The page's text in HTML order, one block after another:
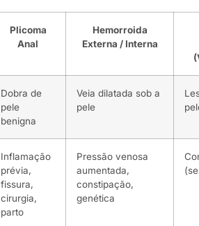
Plicoma
Anal
Hemorroida
Externa / Interna
Dobra de
pele
benigna
Veia dilatada sob a
pele
Inflamação
prévia,
fissura,
cirurgia,
parto
Pressão venosa
aumentada,
constipação,
genética